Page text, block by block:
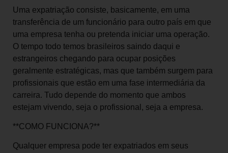
Uma expatriação consiste, basicamente, em uma
transferência de um funcionário para outro país em que
uma empresa tenha ou pretenda iniciar uma operação.
O tempo todo temos brasileiros saindo daqui e
estrangeiros chegando para ocupar posições
geralmente estratégicas, mas que também surgem para
profissionais que estão em uma fase intermediária da
carreira. Tudo depende do momento que ambos
estejam vivendo, seja o profissional, seja a empresa.
**COMO FUNCIONA?**
Qualquer empresa pode ter expatriados em seus